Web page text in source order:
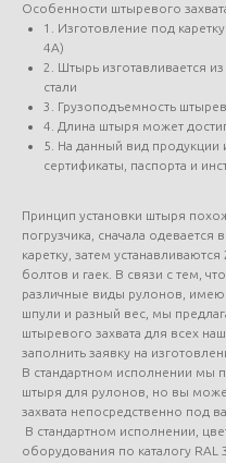
Особенности штыревого
1. Изготовление под
4А)
2. Штырь изготавливается
стали
3. Грузоподъемность
4. Длина штыря может
5. На данный вид
сертификаты, паспорта и
Принцип установки штыря
погрузчика, сначала одевается
каретку, затем
болтов и гаек. В связи с тем,
различные виды рулонов,
шпули и разный вес, мы
штыревого захвата для всех
заполнить заявку на
В стандартном исполнении мы
штыря для рулонов, но вы
захвата непосредственно под
В стандартном исполнении,
оборудования по каталогу